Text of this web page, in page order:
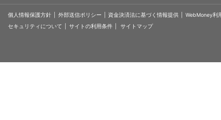
個人情報保護方針 外部送信ポリシー 資金決済法に基づく情報提供
WebMoney利
セキュリティについて
サイトの利用条件 サイトマップ